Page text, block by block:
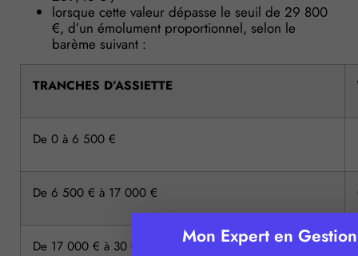
lorsque cette valeur dépasse le seuil de 29 800
€, d’un émolument proportionnel, selon le
barème suivant :
TRANCHES D’ASSIETTE
De 0 à 6 500 €
De 6 500 € à 17 000 €
De 17 000 € à 30 000 € Mon Expert en Gestion